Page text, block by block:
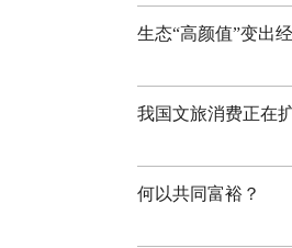
生态“高颜值”变出
我国文旅消费正在
何以共同富裕？